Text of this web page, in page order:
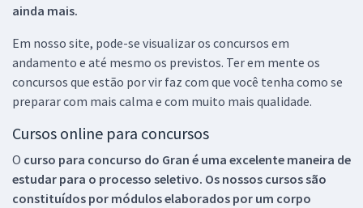
ainda mais.
Em nosso site, pode-se visualizar os concursos em
andamento e até mesmo os previstos. Ter em mente os
concursos que estão por vir faz com que você tenha como se
preparar com mais calma e com muito mais qualidade.
Cursos online para concursos
O curso para concurso do Gran é uma excelente maneira de
estudar para o processo seletivo. Os nossos cursos são
constituídos por módulos elaborados por um corpo